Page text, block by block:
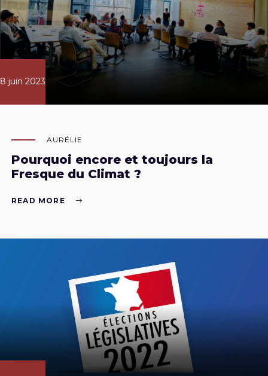
8 juin 2023
AURÉLIE
Pourquoi encore et toujours la
Fresque du Climat ?
READ MORE